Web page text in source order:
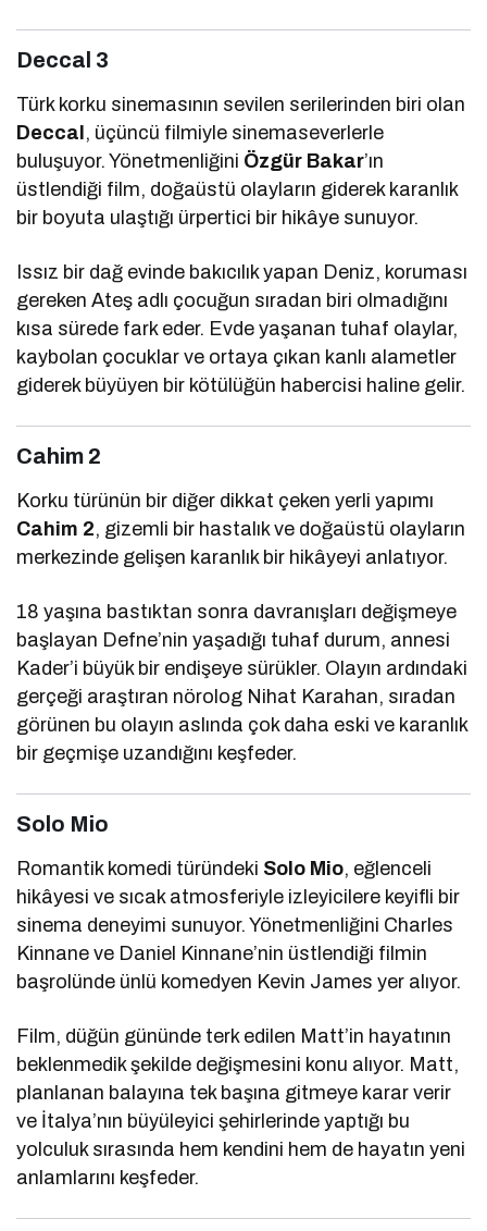
Deccal 3
Türk korku sinemasının sevilen serilerinden biri olan
Deccal , üçüncü filmiyle sinemaseverlerle
buluşuyor. Yönetmenliğini Özgür Bakar’ın
üstlendiği film, doğaüstü olayların giderek karanlık
bir boyuta ulaştığı ürpertici bir hikâye sunuyor.
Issız bir dağ evinde bakıcılık yapan Deniz, koruması
gereken Ateş adlı çocuğun sıradan biri olmadığını
kısa sürede fark eder. Evde yaşanan tuhaf olaylar,
kaybolan çocuklar ve ortaya çıkan kanlı alametler
giderek büyüyen bir kötülüğün habercisi haline gelir.
Cahim 2
Korku türünün bir diğer dikkat çeken yerli yapımı
Cahim 2, gizemli bir hastalık ve doğaüstü olayların
merkezinde gelişen karanlık bir hikâyeyi anlatıyor.
18 yaşına bastıktan sonra davranışları değişmeye
başlayan Defne’nin yaşadığı tuhaf durum, annesi
Kader’i büyük bir endişeye sürükler. Olayın ardındaki
gerçeği araştıran nörolog Nihat Karahan, sıradan
görünen bu olayın aslında çok daha eski ve karanlık
bir geçmişe uzandığını keşfeder.
Solo Mio
Romantik komedi türündeki Solo Mio, eğlenceli
hikâyesi ve sıcak atmosferiyle izleyicilere keyifli bir
sinema deneyimi sunuyor. Yönetmenliğini Charles
Kinnane ve Daniel Kinnane’nin üstlendiği filmin
başrolünde ünlü komedyen Kevin James yer alıyor.
Film, düğün gününde terk edilen Matt’in hayatının
beklenmedik şekilde değişmesini konu alıyor. Matt,
planlanan balayına tek başına gitmeye karar verir
ve İtalya’nın büyüleyici şehirlerinde yaptığı bu
yolculuk sırasında hem kendini hem de hayatın yeni
anlamlarını keşfeder.